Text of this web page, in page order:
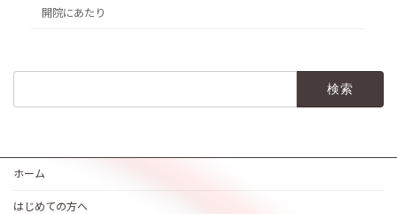
開院にあたり
ホーム
はじめての方へ